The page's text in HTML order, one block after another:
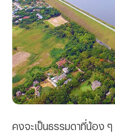
คงจะเป็นธรรมดาที่น้อง